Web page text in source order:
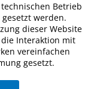
Betrieb
werden.
dieser Website
Interaktion mit
vereinfachen
gesetzt.